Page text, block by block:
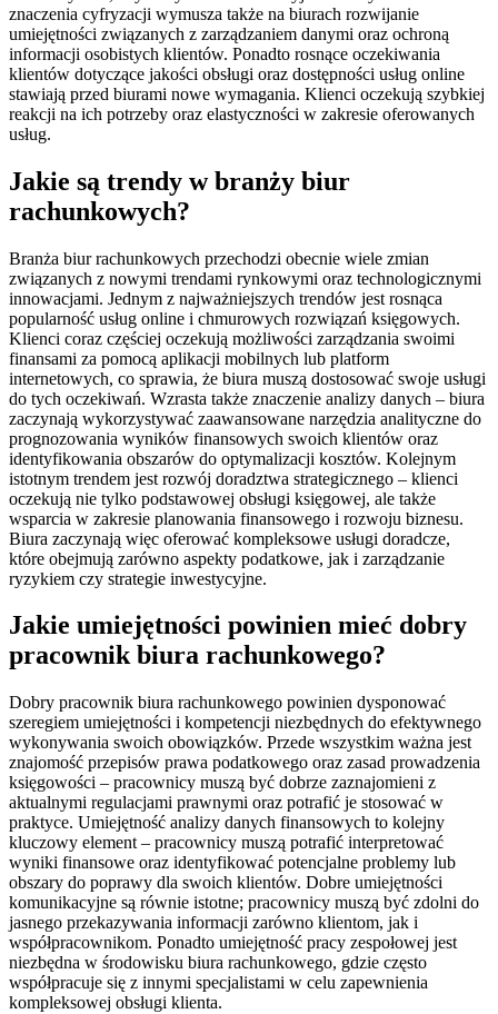
znaczenia cyfryzacji wymusza także na biurach rozwijanie
umiejętności związanych z zarządzaniem danymi oraz ochroną
informacji osobistych klientów. Ponadto rosnące oczekiwania
klientów dotyczące jakości obsługi oraz dostępności usług online
stawiają przed biurami nowe wymagania. Klienci oczekują szybkiej
reakcji na ich potrzeby oraz elastyczności w zakresie oferowanych
usług.
Jakie są trendy w branży biur
rachunkowych?
Branża biur rachunkowych przechodzi obecnie wiele zmian
związanych z nowymi trendami rynkowymi oraz technologicznymi
innowacjami. Jednym z najważniejszych trendów jest rosnąca
popularność usług online i chmurowych rozwiązań księgowych.
Klienci coraz częściej oczekują możliwości zarządzania swoimi
finansami za pomocą aplikacji mobilnych lub platform
internetowych, co sprawia, że biura muszą dostosować swoje usługi
do tych oczekiwań. Wzrasta także znaczenie analizy danych – biura
zaczynają wykorzystywać zaawansowane narzędzia analityczne do
prognozowania wyników finansowych swoich klientów oraz
identyfikowania obszarów do optymalizacji kosztów. Kolejnym
istotnym trendem jest rozwój doradztwa strategicznego – klienci
oczekują nie tylko podstawowej obsługi księgowej, ale także
wsparcia w zakresie planowania finansowego i rozwoju biznesu.
Biura zaczynają więc oferować kompleksowe usługi doradcze,
które obejmują zarówno aspekty podatkowe, jak i zarządzanie
ryzykiem czy strategie inwestycyjne.
Jakie umiejętności powinien mieć dobry
pracownik biura rachunkowego?
Dobry pracownik biura rachunkowego powinien dysponować
szeregiem umiejętności i kompetencji niezbędnych do efektywnego
wykonywania swoich obowiązków. Przede wszystkim ważna jest
znajomość przepisów prawa podatkowego oraz zasad prowadzenia
księgowości – pracownicy muszą być dobrze zaznajomieni z
aktualnymi regulacjami prawnymi oraz potrafić je stosować w
praktyce. Umiejętność analizy danych finansowych to kolejny
kluczowy element – pracownicy muszą potrafić interpretować
wyniki finansowe oraz identyfikować potencjalne problemy lub
obszary do poprawy dla swoich klientów. Dobre umiejętności
komunikacyjne są równie istotne; pracownicy muszą być zdolni do
jasnego przekazywania informacji zarówno klientom, jak i
współpracownikom. Ponadto umiejętność pracy zespołowej jest
niezbędna w środowisku biura rachunkowego, gdzie często
współpracuje się z innymi specjalistami w celu zapewnienia
kompleksowej obsługi klienta.